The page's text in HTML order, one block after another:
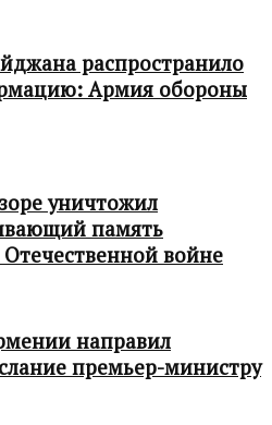
распространило
Армия обороны
уничтожил
память
войне
направил
премьер-министру